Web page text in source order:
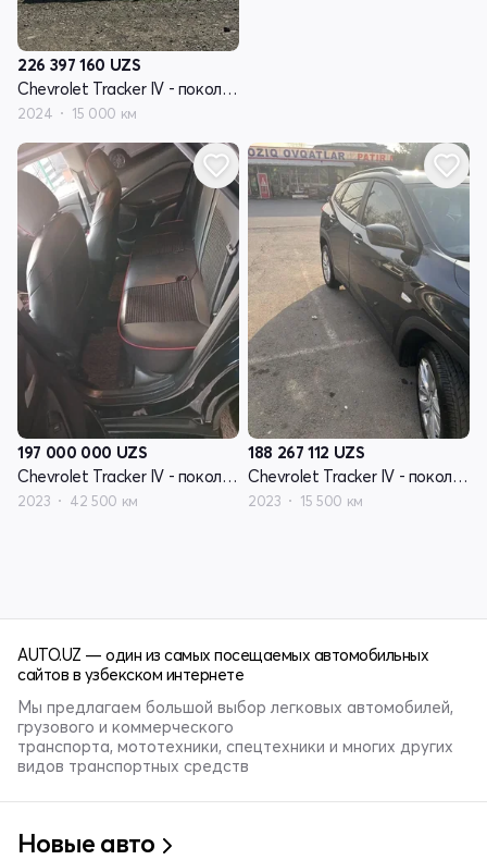
226 397 160 UZS
Chevrolet Tracker IV - поколение
2024 15 000 км
197 000 000 UZS
Chevrolet Tracker IV - поколение
2023 42 500 км
188 267 112 UZS
Chevrolet Tracker IV - поколение
2023 15 500 км
AUTO.UZ — один из самых посещаемых автомобильных
сайтов в узбекском интернете
Мы предлагаем большой выбор легковых автомобилей,
грузового и коммерческого
транспорта, мототехники, спецтехники и многих других
видов транспортных средств
Новые авто